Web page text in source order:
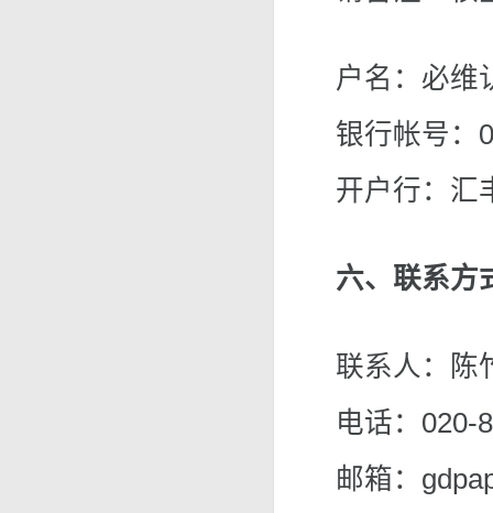
户名：必维
银行帐号：
开户行：汇
六、联系方
联系人：
电话：020-
邮箱：